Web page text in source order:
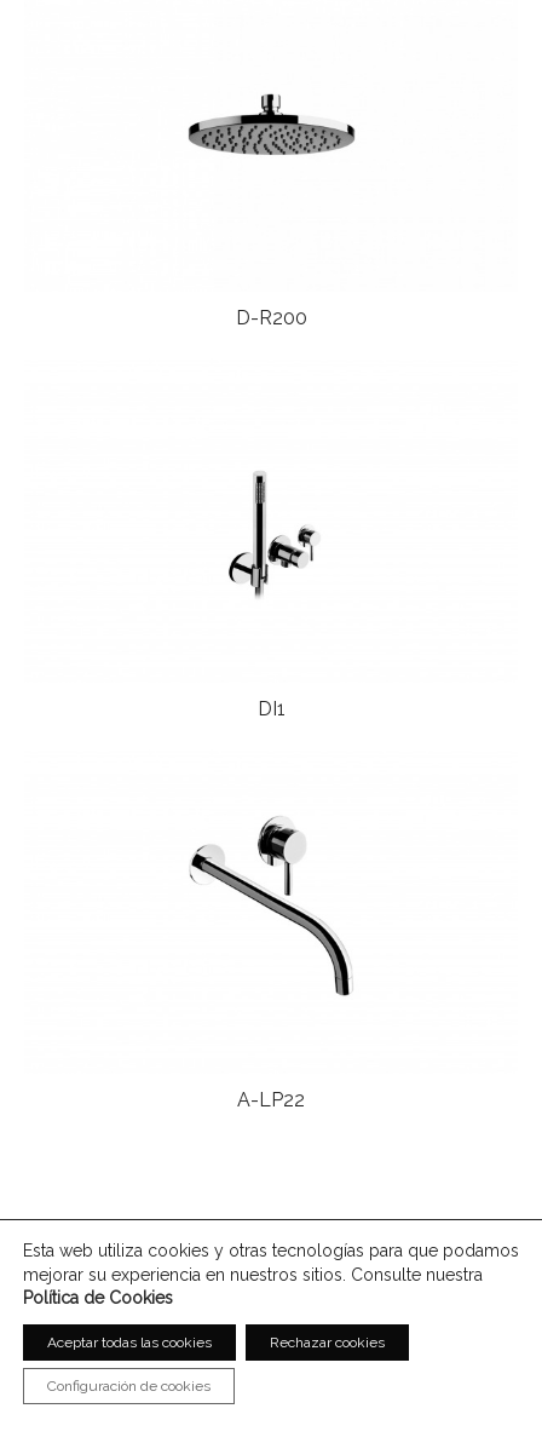
D-R200
DI1
A-LP22
Previous
The Red Beauty Club by Licua
Esta web utiliza cookies y otras tecnologías para que podamos
mejorar su experiencia en nuestros sitios. Consulte nuestra
Política de Cookies
Aceptar todas las cookies Rechazar cookies
Configuración de cookies